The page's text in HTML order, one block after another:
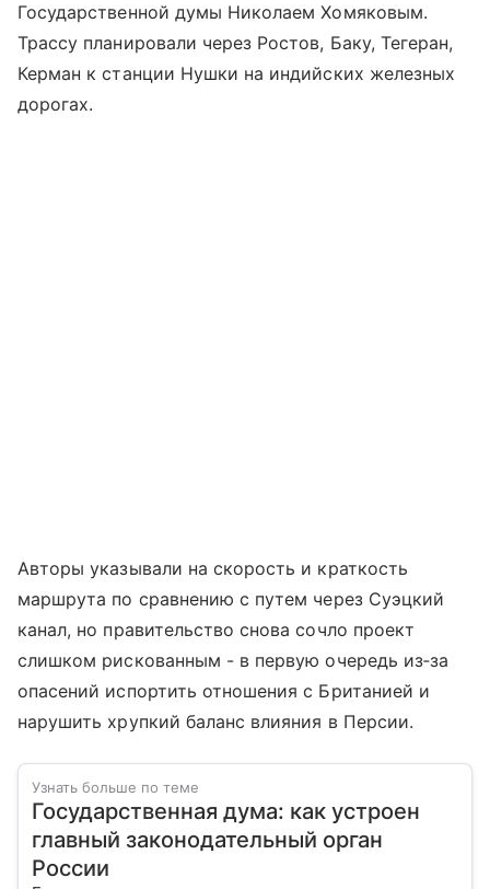
Государственной думы Николаем Хомяковым.
Трассу планировали через Ростов, Баку, Тегеран,
Керман к станции Нушки на индийских железных
дорогах.
Авторы указывали на скорость и краткость
маршрута по сравнению с путем через Суэцкий
канал, но правительство снова сочло проект
слишком рискованным - в первую очередь из‑за
опасений испортить отношения с Британией и
нарушить хрупкий баланс влияния в Персии.
Узнать больше по теме
Государственная дума: как устроен
главный законодательный орган
России